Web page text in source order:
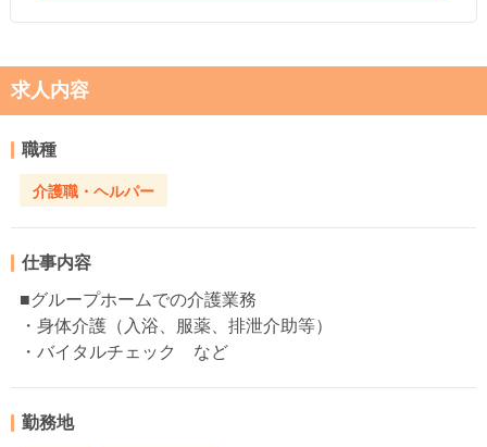
求人内容
職種
介護職・ヘルパー
仕事内容
■グループホームでの介護業務
・身体介護（入浴、服薬、排泄介助等）
・バイタルチェック など
勤務地